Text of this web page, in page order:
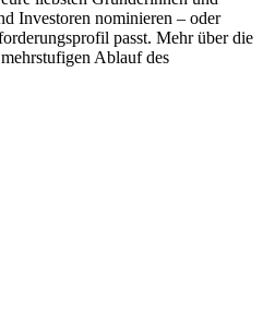
Investoren nominieren – oder
passt. Mehr über die
Ablauf des